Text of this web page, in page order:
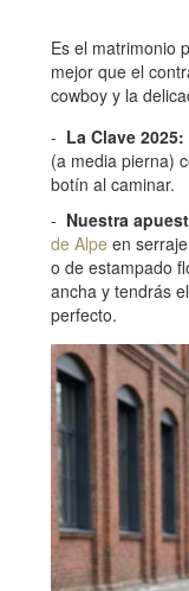
Es el matrimonio
mejor que el
cowboy y la
La Clave 2025:
(a media pierna)
botín al caminar.
Nuestra
de Alpe en
o de estampado
ancha y tendrás
perfecto.